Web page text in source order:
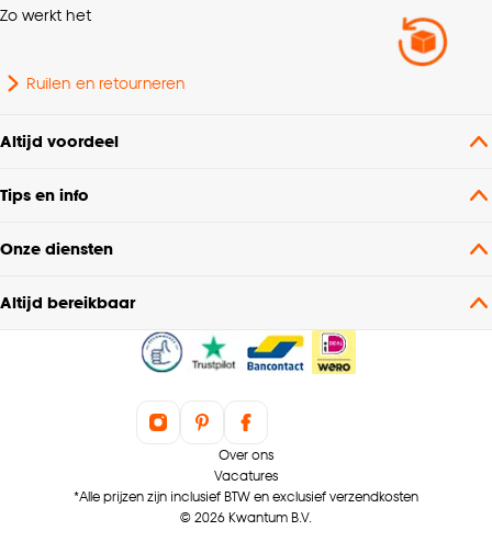
Zo werkt het
Ruilen en retourneren
Altijd voordeel
Tips en info
Onze diensten
Altijd bereikbaar
Over ons
Vacatures
*Alle prijzen zijn inclusief BTW en exclusief verzendkosten
© 2026 Kwantum B.V.